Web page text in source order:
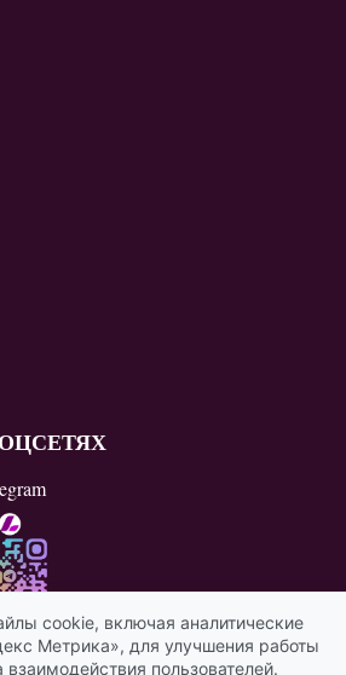
cookie, включая аналитические
Метрика», для улучшения работы
взаимодействия пользователей.